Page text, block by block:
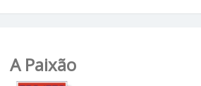
A Paixão